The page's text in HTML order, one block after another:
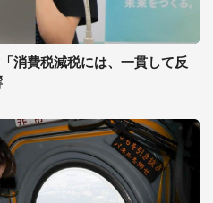
消費税減税には、一貫して反